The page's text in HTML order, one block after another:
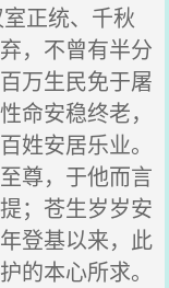
正统、千秋
，不曾有半分
万生民免于屠
命安稳终老，
姓安居乐业。
尊，于他而言
；苍生岁岁安
登基以来，此
的本心所求。